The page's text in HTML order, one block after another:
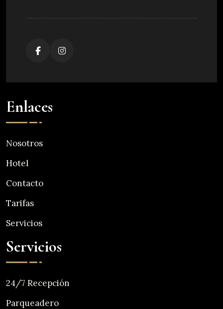
Enlaces
Nosotros
Hotel
Contacto
Tarifas
Servicios
Servicios
24/7 Recepción
Parqueadero